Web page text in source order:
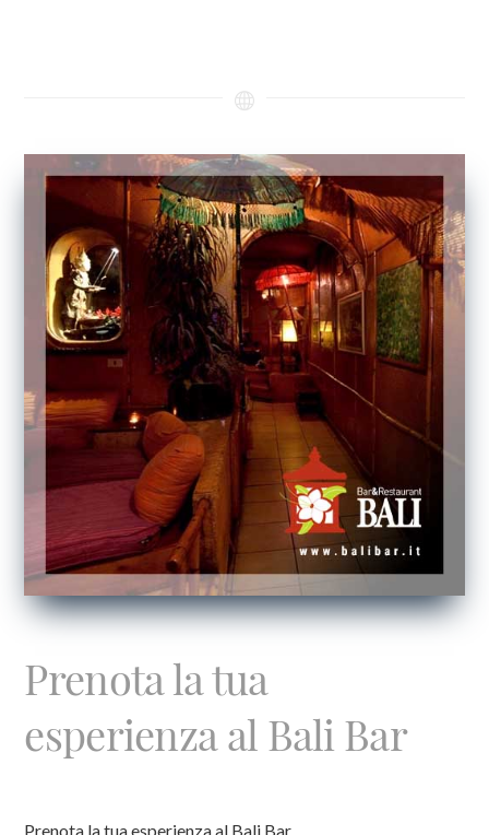
Prenota la tua
esperienza al Bali Bar
Prenota la tua esperienza al Bali Bar